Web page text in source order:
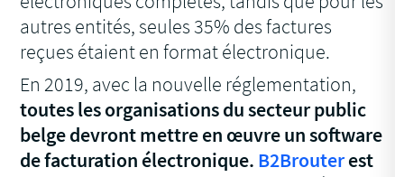
autres entités, seules 35% des factures
reçues étaient en format électronique.
En 2019, avec la nouvelle réglementation,
toutes les organisations du secteur public
belge devront mettre en œuvre un software
de facturation électronique. B2Brouterest